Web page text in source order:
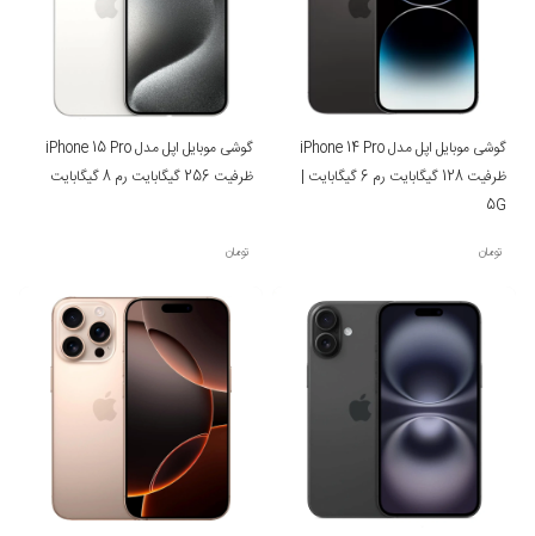
گوشی موبایل اپل مدل iPhone 14 Pro
ظرفیت 128 گیگابایت رم 6 گیگابایت |
5G
تومان
گوشی موبایل اپل مدل iPhone 15 Pro
ظرفیت 256 گیگابایت رم 8 گیگابایت
تومان